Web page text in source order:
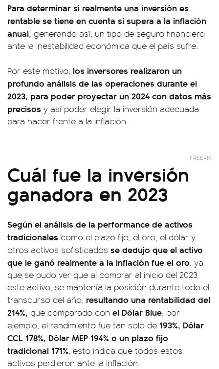
Para determinar si realmente una inversión es
rentable se tiene en cuenta si supera a la inflación
anual, generando así, un tipo de seguro financiero
ante la inestabilidad económica que el país sufre.
Por este motivo, los inversores realizaron un
profundo análisis de las operaciones durante el
2023, para poder proyectar un 2024 con datos más
precisos y así poder elegir la inversión adecuada
para hacer frente a la inflación.
FREEPIK
Cuál fue la inversión
ganadora en 2023
Según el análisis de la performance de activos
tradicionales como el plazo fijo, el oro, el dólar y
otros activos sofisticados se dedujo que el activo
que le ganó realmente a la inflación fue el oro, ya
que se pudo ver que al comprar al inicio del 2023
este activo, se mantenía la posición durante todo el
transcurso del año, resultando una rentabilidad del
214%, que comparado con el Dólar Blue, por
ejemplo, el rendimiento fue tan solo de 193%, Dólar
CCL 178%, Dólar MEP 194% o un plazo fijo
tradicional 171%, esto indica que todos estos
activos perdieron ante la inflación.